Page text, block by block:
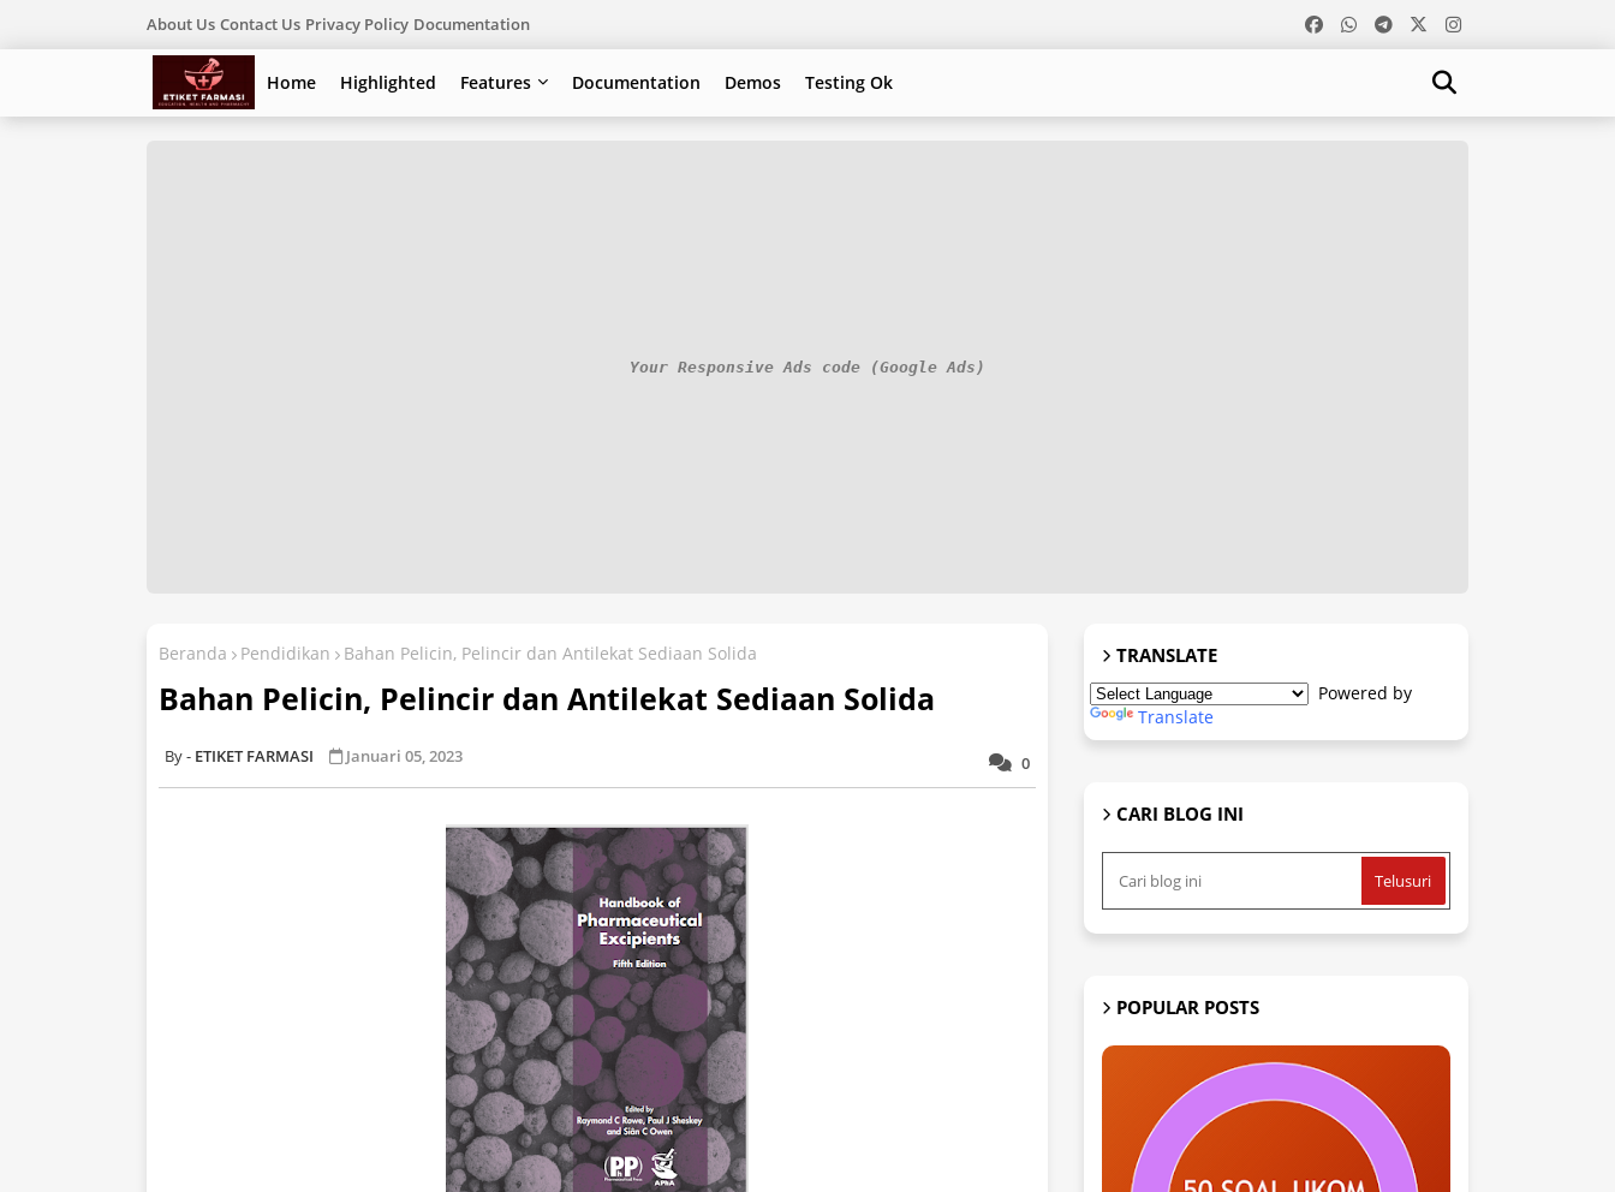
About Us Contact Us Privacy Policy Documentation
Home Highlighted Features Documentation Demos Testing Ok
Your Responsive Ads code (Google Ads)
Beranda Pendidikan Bahan Pelicin, Pelincir dan Antilekat Sediaan Solida
Bahan Pelicin, Pelincir dan Antilekat Sediaan Solida
0
ETIKET FARMASI Januari 05, 2023
TRANSLATE
Powered by
Translate
CARI BLOG INI
POPULAR POSTS